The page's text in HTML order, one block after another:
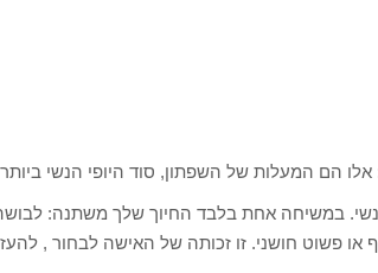
הם המעלות של השפתון, סוד היופי הנשי
הנשי. במשיחה אחת בלבד החיוך שלך משתנה:
או פשוט חושני. זו זכותה של האישה לבחור , להעז